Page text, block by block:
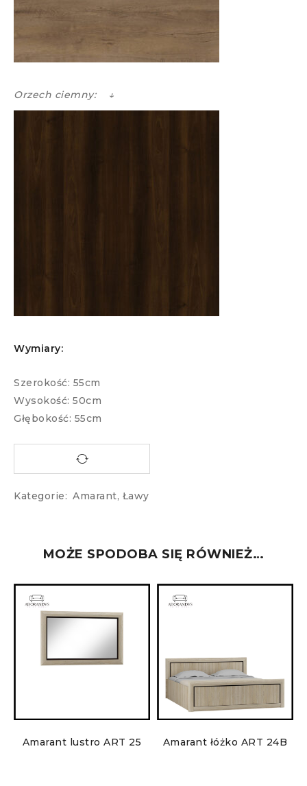
Orzech ciemny: ↓
Wymiary:
Szerokość: 55cm
Wysokość: 50cm
Głębokość: 55cm
Kategorie: Amarant, Ławy
MOŻE SPODOBA SIĘ RÓWNIEŻ…
Amarant lustro ART 25 Amarant łóżko ART 24B